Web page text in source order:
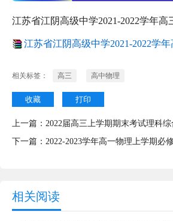
江苏省江阴高级中学2021-2022学年
江苏省江阴高级中学2021-2022学
相关标签： 高三 高中物理
收藏 打印
上一篇： 2022届高三上学期期末考试理科综
下一篇： 2022-2023学年高一物理上学期必
相关阅读